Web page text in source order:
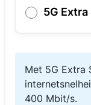
5G Extra
Met 5G Extra
400 Mbit/s.